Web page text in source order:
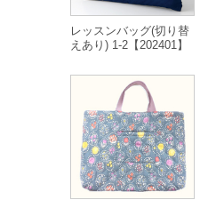
レッスンバッグ(切り替
えあり) 1-2【202401】